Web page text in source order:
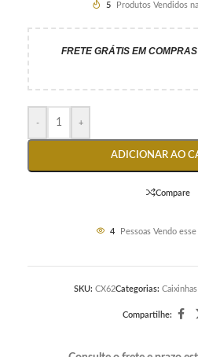
5 Produtos Vendidos
FRETE GRÁTIS EM
- +
ADICIONAR AO
Compare
4 Pessoas Vendo
SKU: CX62Categorias:
Compartilhe: